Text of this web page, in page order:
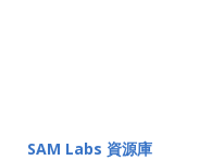
SAM Labs 資源庫